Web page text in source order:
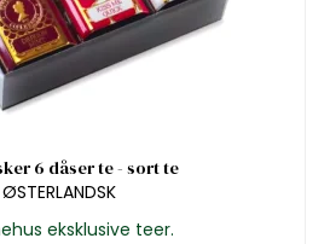
6 dåser te - sort te
ØSTERLANDSK
eksklusive teer.